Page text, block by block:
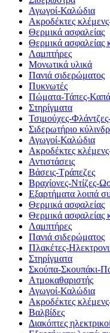
Αγωγοί-Καλώδια
Ακροδέκτες
Θερμικά ασφαλείας
Θερμικά ασφαλείας
Λαμπτήρες
Μονωτικά υλικά
Πανιά σιδερώματος
Πυκνωτές
Πώματα-Τάπες-
Στηρίγματα
Τσιμούχες-
Σιδερωτήριο
Αγωγοί-Καλώδια
Ακροδέκτες
Αντιστάσεις
Βάσεις-Τράπεζες
Βραχίονες-Ντίζες-
Εξαρτήματα λοιπά
Θερμικά ασφαλείας
Θερμικά ασφαλείας
Λαμπτήρες
Πανιά σιδερώματος
Πλακέτες-
Στηρίγματα
Σκούπα-Σκουπάκι-
Ατμοκαθαριστής
Αγωγοί-Καλώδια
Ακροδέκτες
Βαλβίδες
Διακόπτες